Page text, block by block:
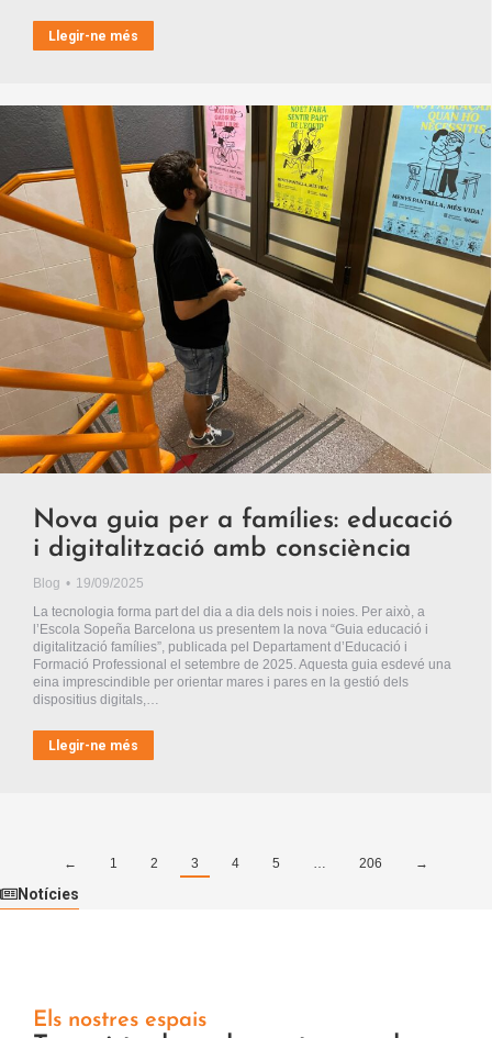
Llegir-ne més
Nova guia per a famílies: educació
i digitalització amb consciència
Blog
19/09/2025
La tecnologia forma part del dia a dia dels nois i noies. Per això, a
l’Escola Sopeña Barcelona us presentem la nova “Guia educació i
digitalització famílies”, publicada pel Departament d’Educació i
Formació Professional el setembre de 2025. Aquesta guia esdevé una
eina imprescindible per orientar mares i pares en la gestió dels
dispositius digitals,…
Llegir-ne més
← 1 2 3 4 5 206 →
Notícies
Els nostres espais